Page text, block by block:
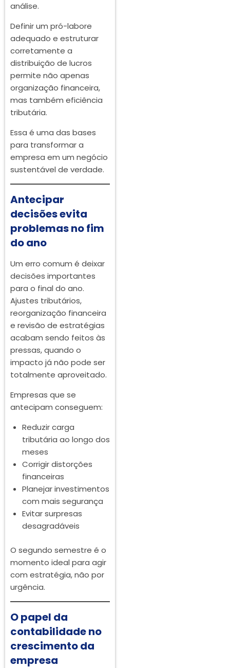
análise.
Definir um pró-labore
adequado e estruturar
corretamente a
distribuição de lucros
permite não apenas
organização financeira,
mas também eficiência
tributária.
Essa é uma das bases
para transformar a
empresa em um negócio
sustentável de verdade.
Antecipar
decisões evita
problemas no fim
do ano
Um erro comum é deixar
decisões importantes
para o final do ano.
Ajustes tributários,
reorganização financeira
e revisão de estratégias
acabam sendo feitos às
pressas, quando o
impacto já não pode ser
totalmente aproveitado.
Empresas que se
antecipam conseguem:
Reduzir carga
tributária ao longo dos
meses
Corrigir distorções
financeiras
Planejar investimentos
com mais segurança
Evitar surpresas
desagradáveis
O segundo semestre é o
momento ideal para agir
com estratégia, não por
urgência.
O papel da
contabilidade no
crescimento da
empresa